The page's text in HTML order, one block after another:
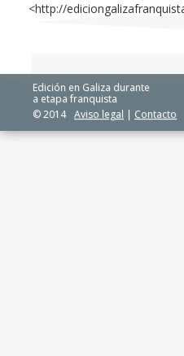
<http://
Edición en Galiza durante
a etapa franquista
© 2014 Aviso legal | Contacto